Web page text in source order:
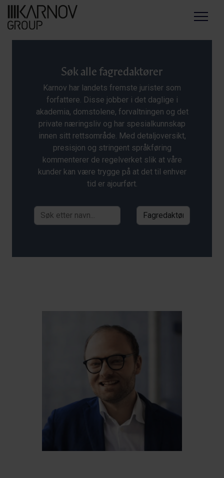
Menu
Søk alle fagredaktører
Karnov har landets fremste jurister som
forfattere. Disse jobber i det daglige i
akademia, domstolene, forvaltningen og det
private næringsliv og har spesialkunnskap
innen sitt rettsområde. Med detaljoversikt,
presisjon og stringent språkføring
kommenterer de regelverket slik at våre
kunder kan være trygge på at det til enhver
tid er ajourført.